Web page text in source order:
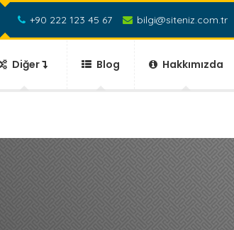
+90 222 123 45 67 bilgi@siteniz.com.tr
Diğer Blog Hakkımızda